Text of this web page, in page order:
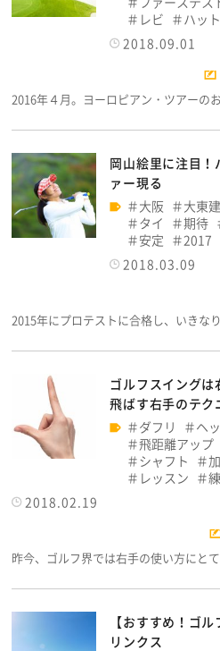
レビ
ハッ
2018.09.01
2016年４月。ヨーロピアン・ツアーの
岡山絵里に注目！
ァー現る
大阪
大東
タイ
期待
安定
2017
2018.03.09
2015年にプロテストに合格し、いきな
ゴルフスイング
飛ばす右手のテ
ダフリ
ヘ
飛距離アップ
シャフト
レッスン
2018.02.19
昨今、ゴルフ界では右手の使い方にと
【おすすめ！ゴ
リンクス